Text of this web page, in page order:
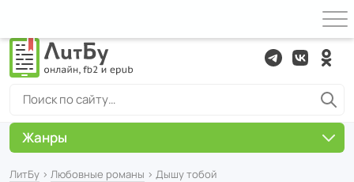
ЛитБу › Любовные романы › Дышу тобой
Жанры